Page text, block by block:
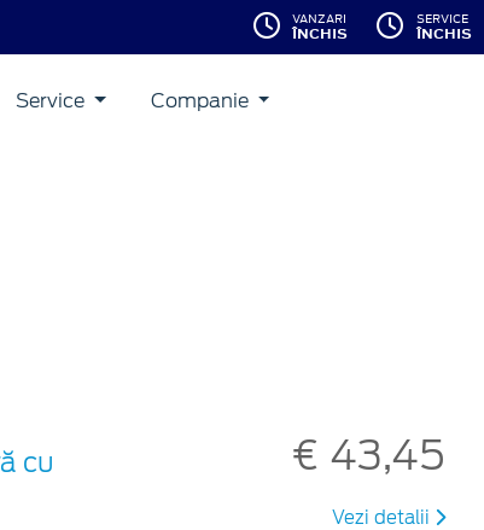
VANZARI
ÎNCHIS
SERVICE
ÎNCHIS
Service Companie
cu
€ 43,45
Vezi detalii